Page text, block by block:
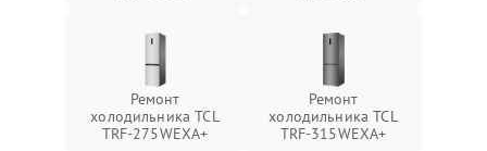
Ремонт
холодильника TCL
TRF-275WEXA+
Ремонт
холодильника TCL
TRF-315WEXA+